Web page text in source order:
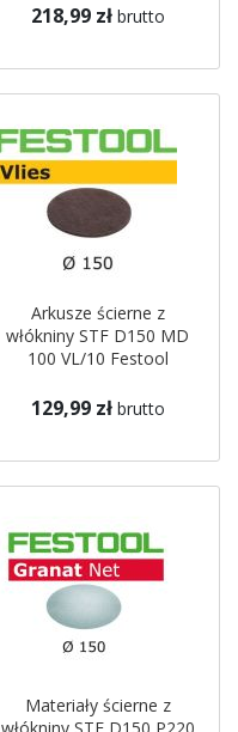
218,99 zł brutto
Arkusze ścierne z
włókniny STF D150 MD
100 VL/10 Festool
129,99 zł brutto
Materiały ścierne z